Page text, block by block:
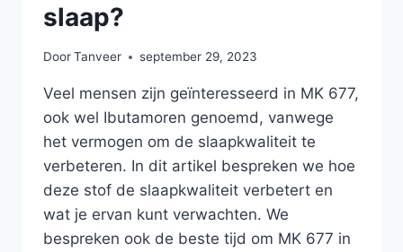
slaap?
DoorTanveer september 29, 2023
Veel mensen zijn geïnteresseerd in MK 677,
ook wel Ibutamoren genoemd, vanwege
het vermogen om de slaapkwaliteit te
verbeteren. In dit artikel bespreken we hoe
deze stof de slaapkwaliteit verbetert en
wat je ervan kunt verwachten. We
bespreken ook de beste tijd om MK 677 in